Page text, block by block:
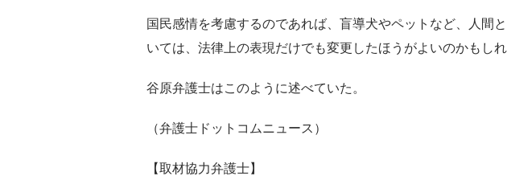
国民感情を考慮するのであれば、盲導犬やペットなど、人間
いては、法律上の表現だけでも変更したほうがよいのかもしれ
谷原弁護士はこのように述べていた。
（弁護士ドットコムニュース）
【取材協力弁護士】